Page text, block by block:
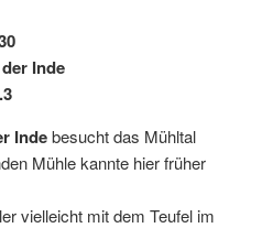
Inde
Indebesucht das Mühltal
Mühle kannte hier früher
vielleicht mit dem Teufel im